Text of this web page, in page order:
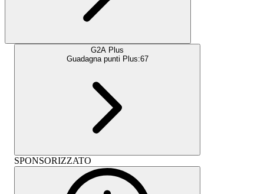
G2A Plus
Guadagna punti Plus:67
SPONSORIZZATO